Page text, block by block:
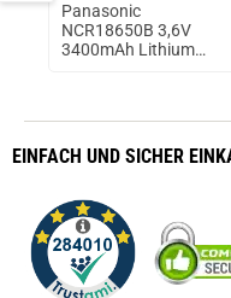
Panasonic
NCR18650B 3,6V
3400mAh Lithium
EINFACH UND SICHER